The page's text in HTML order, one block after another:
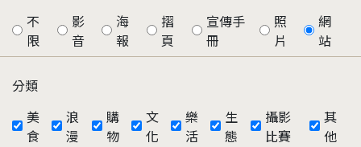
不
限
影
音
海
報
摺
頁
宣傳手
冊
照
片
網
站
分類
美
食
浪
漫
購
物
文
化
樂
活
生
態
攝影
比賽
其
他